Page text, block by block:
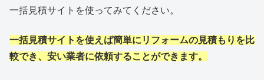
一括見積サイトを使ってみてください。
一括見積サイトを使えば簡単にリフォームの見積もりを比
較でき、安い業者に依頼することができます。